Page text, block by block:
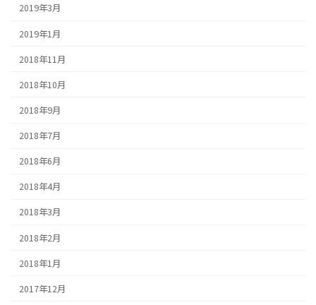
2019年3月
2019年1月
2018年11月
2018年10月
2018年9月
2018年7月
2018年6月
2018年4月
2018年3月
2018年2月
2018年1月
2017年12月